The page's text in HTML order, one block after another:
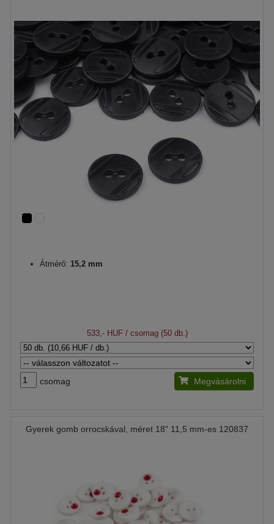
Átmérő: 15,2 mm
533,- HUF/ csomag (50 db.)
csomag Megvásárolni
Gyerek gomb orrocskával, méret 18" 11,5 mm-es 120837